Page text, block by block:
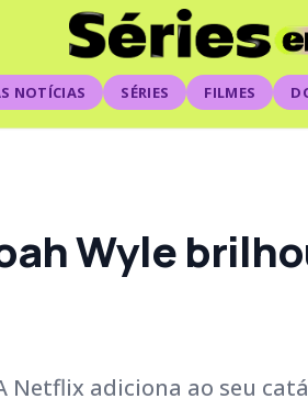
NOTÍCIAS SÉRIES FILMES
Wyle
Netflix adiciona ao seu